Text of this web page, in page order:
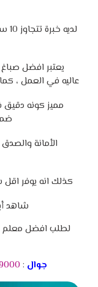
يعتبر افضل
عاليه في العمل ،
مميز كونه دقيق
الأمانة
كذلك انه يوفر اقل
شاهد
لطلب افضل معلم
جوال :